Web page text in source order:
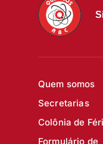
Quem somos
Secretarias
Colônia de
Formulário de